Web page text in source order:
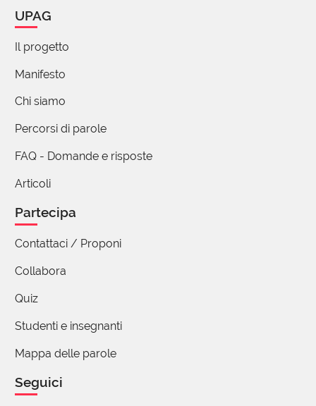
4 reazioni
mattia nebbiai
Bello come oggi questa parola si sia interiorizzata,
quando contempliamo "ci" ritagliamo un momento
e una parte di coscienza, rendiamo sacra una
31 Maggio 2023 08:01
Bella parola. Grazie!
UPAG
Il progetto
Manifesto
Chi siamo
Percorsi di parole
FAQ - Domande e risposte
Articoli
Partecipa
Contattaci / Proponi
Collabora
Quiz
Studenti e insegnanti
Mappa delle parole
Seguici